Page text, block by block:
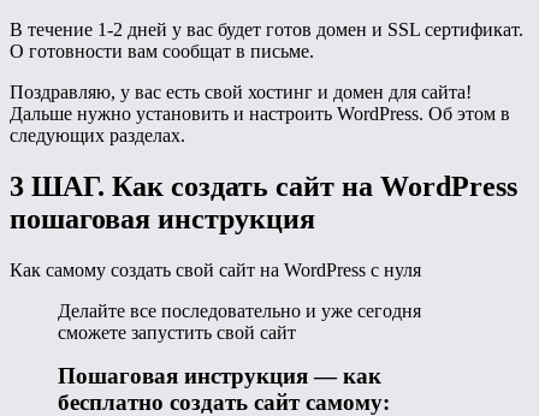
В течение 1-2 дней у вас будет готов домен и SSL сертификат.
О готовности вам сообщат в письме.
Поздравляю, у вас есть свой хостинг и домен для сайта!
Дальше нужно установить и настроить WordPress. Об этом в
следующих разделах.
3 ШАГ. Как создать сайт на WordPress
пошаговая инструкция
Как самому создать свой сайт на WordPress с нуля
Делайте все последовательно и уже сегодня
сможете запустить свой сайт
Пошаговая инструкция — как
бесплатно создать сайт самому: